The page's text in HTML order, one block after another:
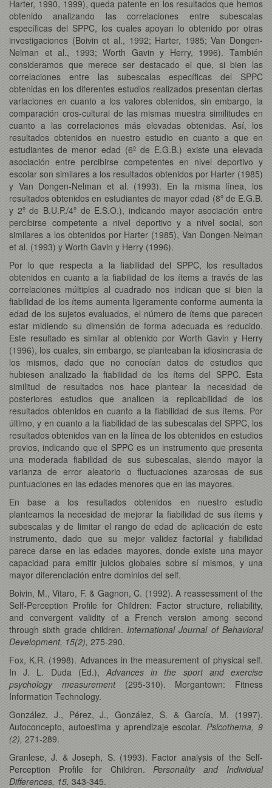
Harter, 1990, 1999), queda patente en los resultados que hemos
obtenido analizando las correlaciones entre subescalas
específicas del SPPC, los cuales apoyan lo obtenido por otras
investigaciones (Boivin et al., 1992; Harter, 1985; Van Dongen-
Nelman et al., 1993; Worth Gavin y Herry, 1996). También
consideramos que merece ser destacado el que, si bien las
correlaciones entre las subescalas específicas del SPPC
obtenidas en los diferentes estudios realizados presentan ciertas
variaciones en cuanto a los valores obtenidos, sin embargo, la
comparación cros-cultural de las mismas muestra similitudes en
cuanto a las correlaciones más elevadas obtenidas. Así, los
resultados obtenidos en nuestro estudio en cuanto a que en
estudiantes de menor edad (6º de E.G.B.) existe una elevada
asociación entre percibirse competentes en nivel deportivo y
escolar son similares a los resultados obtenidos por Harter (1985)
y Van Dongen-Nelman et al. (1993). En la misma línea, los
resultados obtenidos en estudiantes de mayor edad (8º de E.G.B.
y 2º de B.U.P./4º de E.S.O.), indicando mayor asociación entre
percibirse competente a nivel deportivo y a nivel social, son
similares a los obtenidos por Harter (1985), Van Dongen-Nelman
et al. (1993) y Worth Gavin y Herry (1996).
Por lo que respecta a la fiabilidad del SPPC, los resultados
obtenidos en cuanto a la fiabilidad de los ítems a través de las
correlaciones múltiples al cuadrado nos indican que si bien la
fiabilidad de los ítems aumenta ligeramente conforme aumenta la
edad de los sujetos evaluados, el número de ítems que parecen
estar midiendo su dimensión de forma adecuada es reducido.
Este resultado es similar al obtenido por Worth Gavin y Herry
(1996), los cuales, sin embargo, se planteaban la idiosincrasia de
los mismos, dado que no conocían datos de estudios que
hubiesen analizado la fiabilidad de los ítems del SPPC. Esta
similitud de resultados nos hace plantear la necesidad de
posteriores estudios que analicen la replicabilidad de los
resultados obtenidos en cuanto a la fiabilidad de sus ítems. Por
último, y en cuanto a la fiabilidad de las subescalas del SPPC, los
resultados obtenidos van en la línea de los obtenidos en estudios
previos, indicando que el SPPC es un instrumento que presenta
una moderada fiabilidad de sus subescalas, siendo mayor la
varianza de error aleatorio o fluctuaciones azarosas de sus
puntuaciones en las edades menores que en las mayores.
En base a los resultados obtenidos en nuestro estudio
planteamos la necesidad de mejorar la fiabilidad de sus ítems y
subescalas y de limitar el rango de edad de aplicación de este
instrumento, dado que su mejor validez factorial y fiabilidad
parece darse en las edades mayores, donde existe una mayor
capacidad para emitir juicios globales sobre sí mismos, y una
mayor diferenciación entre dominios del self.
Boivin, M., Vitaro, F. & Gagnon, C. (1992). A reassessment of the
Self-Perception Profile for Children: Factor structure, reliability,
and convergent validity of a French version among second
through sixth grade children. International Journal of Behavioral
Development, 15(2), 275-290.
Fox, K.R. (1998). Advances in the measurement of physical self.
In J. L. Duda (Ed.), Advances in the sport and exercise
psychology measurement(295-310). Morgantown: Fitness
Information Technology.
González, J., Pérez, J., González, S. & García, M. (1997).
Autoconcepto, autoestima y aprendizaje escolar. Psicothema, 9
(2), 271-289.
Granlese, J. & Joseph, S. (1993). Factor analysis of the Self-
Perception Profile for Children. Personality and Individual
Differences, 15, 343-345.